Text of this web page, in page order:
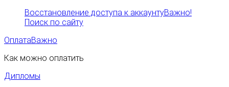
Восстановление доступа к аккаунтуВажно!
Поиск по сайту
ОплатаВажно
Как можно оплатить
Дипломы